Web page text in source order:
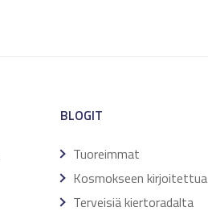
BLOGIT
Tuoreimmat
Kosmokseen kirjoitettua
Terveisiä kiertoradalta